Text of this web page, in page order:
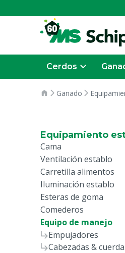
Cerdos
Ganado
Equipamiento
Cama
Ventilación establo
Carretilla alimentos
Iluminación establo
Esteras de goma
Comederos
Equipo de manejo
Empujadores
Cabezadas &